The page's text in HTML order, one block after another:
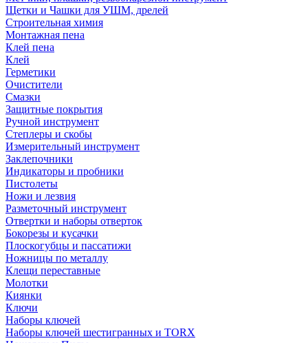
Щетки и Чашки для УШМ, дрелей
Строительная химия
Монтажная пена
Клей пена
Клей
Герметики
Очистители
Смазки
Защитные покрытия
Ручной инструмент
Степлеры и скобы
Измерительный инструмент
Заклепочники
Индикаторы и пробники
Пистолеты
Ножи и лезвия
Разметочный инструмент
Отвертки и наборы отверток
Бокорезы и кусачки
Плоскогубцы и пассатижи
Ножницы по металлу
Клещи переставные
Молотки
Киянки
Ключи
Наборы ключей
Наборы ключей шестигранных и TORX